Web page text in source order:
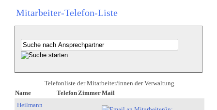
Mitarbeiter-Telefon-Liste
Telefonliste der Mitarbeiter/innen der Verwaltung
Name
Telefon ZimmerMail
Heilmann